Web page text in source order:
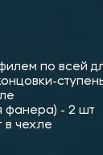
по всей
фанера) - 2 шт
в чехле